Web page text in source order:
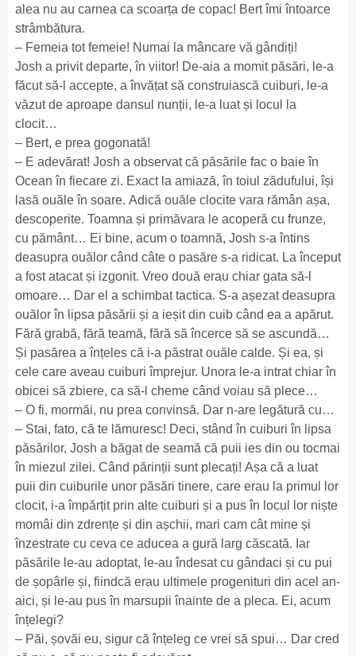
alea nu au carnea ca scoarța de copac! Bert îmi întoarce
strâmbătura.
– Femeia tot femeie! Numai la mâncare vă gândiți!
Josh a privit departe, în viitor! De-aia a momit păsări, le-a
făcut să-l accepte, a învățat să construiască cuiburi, le-a
văzut de aproape dansul nunții, le-a luat și locul la
clocit…
– Bert, e prea gogonată!
– E adevărat! Josh a observat că păsările fac o baie în
Ocean în fiecare zi. Exact la amiază, în toiul zădufului, își
lasă ouăle în soare. Adică ouăle clocite vara rămân așa,
descoperite. Toamna și primăvara le acoperă cu frunze,
cu pământ… Ei bine, acum o toamnă, Josh s-a întins
deasupra ouălor când câte o pasăre s-a ridicat. La început
a fost atacat și izgonit. Vreo două erau chiar gata să-l
omoare… Dar el a schimbat tactica. S-a așezat deasupra
ouălor în lipsa păsării și a ieșit din cuib când ea a apărut.
Fără grabă, fără teamă, fără să încerce să se ascundă…
Și pasărea a înțeles că i-a păstrat ouăle calde. Și ea, și
cele care aveau cuiburi împrejur. Unora le-a intrat chiar în
obicei să zbiere, ca să-l cheme când voiau să plece…
– O fi, mormăi, nu prea convinsă. Dar n-are legătură cu…
– Stai, fato, că te lămuresc! Deci, stând în cuiburi în lipsa
păsărilor, Josh a băgat de seamă că puii ies din ou tocmai
în miezul zilei. Când părinții sunt plecați! Așa că a luat
puii din cuiburile unor păsări tinere, care erau la primul lor
clocit, i-a împărțit prin alte cuiburi și a pus în locul lor niște
momâi din zdrențe și din așchii, mari cam cât mine și
înzestrate cu ceva ce aducea a gură larg căscată. Iar
păsările le-au adoptat, le-au îndesat cu gândaci și cu pui
de șopârle și, fiindcă erau ultimele progenituri din acel an-
aici, și le-au pus în marsupii înainte de a pleca. Ei, acum
înțelegi?
– Păi, șovăi eu, sigur că înțeleg ce vrei să spui… Dar cred